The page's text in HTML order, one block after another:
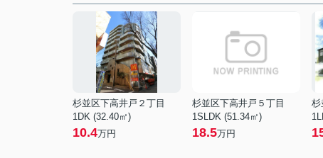
杉並区下高井戸２丁目
1DK (32.40㎡)
10.4万円
杉並区下高井戸５丁目
1SLDK (51.34㎡)
18.5万円
杉